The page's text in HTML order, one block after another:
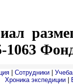
1063
Сотрудники Учеба
Хроника экспедиции|